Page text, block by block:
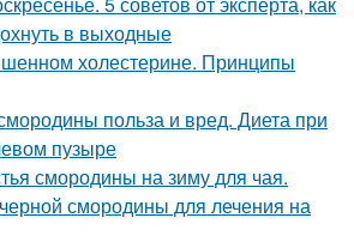
в выходные
холестерине. Принципы
польза и вред. Диета при
пузыре
смородины на зиму для чая.
смородины для лечения на